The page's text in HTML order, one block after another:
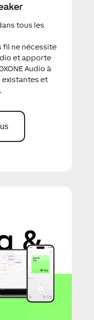
tous les
fil ne nécessite
et apporte
Audio à
et